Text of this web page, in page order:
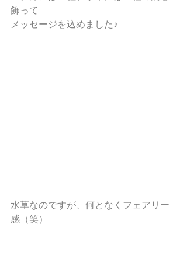
飾って
メッセージを込めました♪
水草なのですが、何となくフェアリー
感（笑）